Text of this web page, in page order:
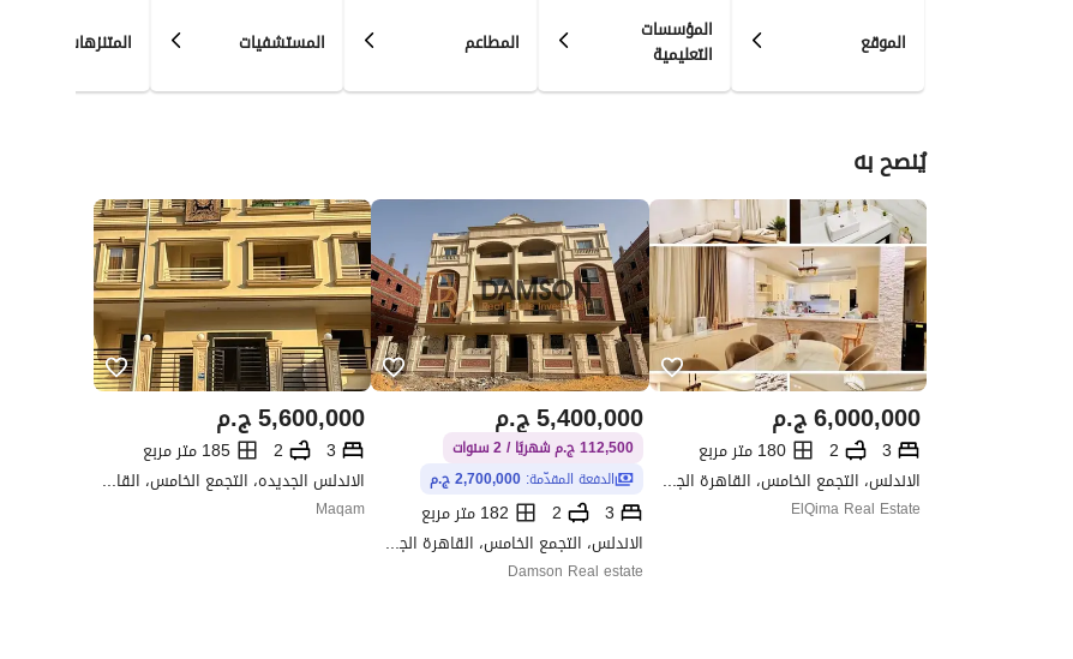
الموقع المؤسسات
التعليمية المطاعم المستشفيات المتنزهات
يُنصح به
ج.م6,000,000
3
2
180 متر مربع
الاندلس، التجمع الخامس، القاهرة الجديدة، القاهرة
ElQima Real Estate
ج.م5,400,000
112,500 ج.م شهريًا / 2 سنوات
الدفعة المقدّمة:2,700,000 ج.م
3
2
182 متر مربع
الاندلس، التجمع الخامس، القاهرة الجديدة، القاهرة
Damson Real estate
ج.م5,600,000
3
2
185 متر مربع
الاندلس الجديده، التجمع الخامس، القاهرة الجديدة، القاهرة
Maqam